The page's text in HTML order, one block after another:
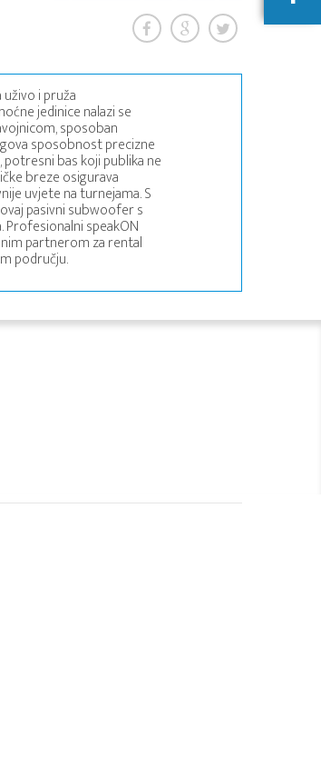
i pruža
jedinice nalazi se
sposoban
sposobnost precizne
bas koji publika ne
breze osigurava
uvjete na turnejama. S
pasivni subwoofer s
Profesionalni speakON
partnerom za rental
području.